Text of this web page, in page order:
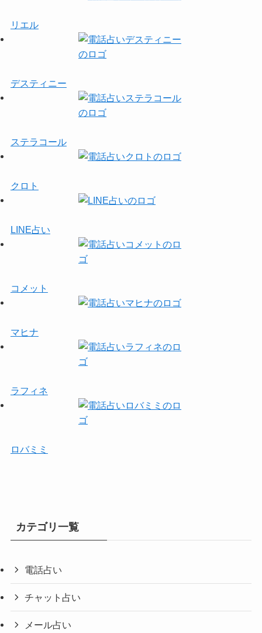
リエル
デスティニー
ステラコール
クロト
LINE占い
コメット
マヒナ
ラフィネ
ロバミミ
カテゴリ一覧
電話占い
チャット占い
メール占い